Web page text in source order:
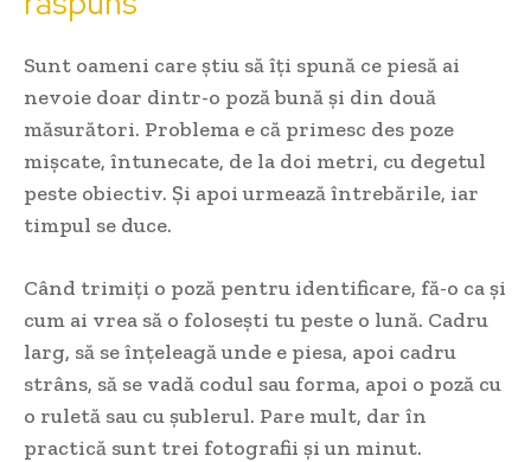
Sunt oameni care știu să îți spună ce piesă ai
nevoie doar dintr-o poză bună și din două
măsurători. Problema e că primesc des poze
mișcate, întunecate, de la doi metri, cu degetul
peste obiectiv. Și apoi urmează întrebările, iar
timpul se duce.
Când trimiți o poză pentru identificare, fă-o ca și
cum ai vrea să o folosești tu peste o lună. Cadru
larg, să se înțeleagă unde e piesa, apoi cadru
strâns, să se vadă codul sau forma, apoi o poză cu
o ruletă sau cu șublerul. Pare mult, dar în
practică sunt trei fotografii și un minut.